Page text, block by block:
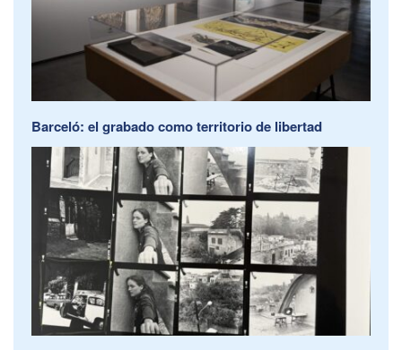
Barceló: el grabado como territorio de libertad